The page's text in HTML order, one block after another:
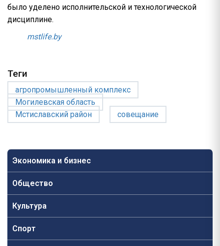
Экономика и бизнес
Общество
Культура
Спорт
было уделено исполнительской и технологической
дисциплине.
mstlife.by
Теги
агропромышленный комплекс
Могилевская область
Мстиславский район
совещание